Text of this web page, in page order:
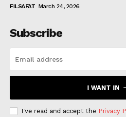
FILSAFAT March 24, 2026
Subscribe
I WANT IN
I've read and accept the Privacy